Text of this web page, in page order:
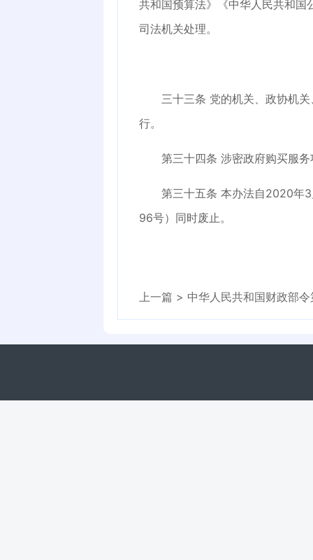
共和国预算法》《中华人民共和国
司法机关处理。
三十三条 党的机关、政协机
行。
第三十四条 涉密政府购买服
第三十五条 本办法自2020年3
96号）同时废止。
上一篇 > 中华人民共和国财政部令第110号 --政府采购框架协议